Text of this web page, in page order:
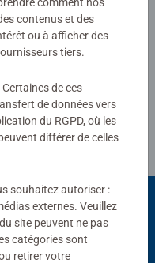
contenus et des
ou à afficher des
tiers.
de ces
de données vers
du RGPD, où les
différer de celles
souhaitez autoriser :
externes. Veuillez
site peuvent ne pas
catégories sont
retirer votre